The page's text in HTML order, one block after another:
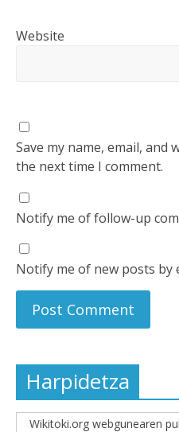
Website
Save my name, email,
the next time I comment.
Notify me of follow-up
Notify me of new posts by
Harpidetza
Wikitoki.org webgunearen